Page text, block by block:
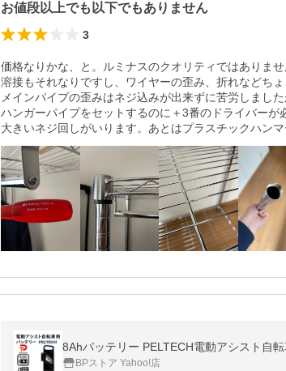
お値段以上でも以下でもありません
3
価格なりかな、と。ルミナスのクオリティではありませ
溶接もそれなりですし、ワイヤーの歪み、折れなどち
メインパイプの歪みはネジ込みが出来ずに苦労しまし
ハンガーパイプをセットするのに＋3番のドライバー
大きいネジ回しがいります。あとはプラスチックハンマ
8Ahバッテリー PELTECH電動アシスト自
BPストア Yahoo!店